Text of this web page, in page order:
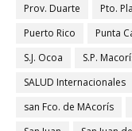
Prov. Duarte
Pto.
Puerto Rico
Punta
S.J. Ocoa
S.P.
SALUD Internacionales
san Fco. de MAcorís